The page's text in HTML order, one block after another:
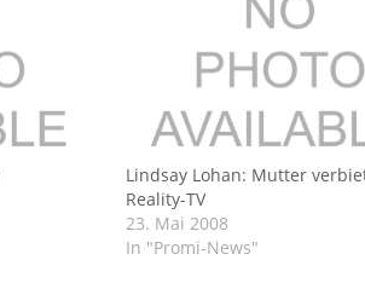
Lindsay Lohan: Mutter
Reality-TV
23. Mai 2008
In "Promi-News"